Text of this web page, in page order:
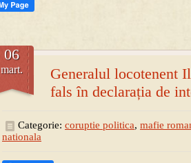
Generalul locotenent
fals în declarația de
06
mart.
Categorie: coruptie politica, mafie
nationala